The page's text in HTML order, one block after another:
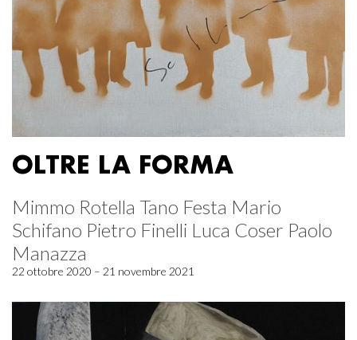
OLTRE LA FORMA
Mimmo Rotella Tano Festa Mario
Schifano Pietro Finelli Luca Coser Paolo
Manazza
22 ottobre 2020 – 21 novembre 2021